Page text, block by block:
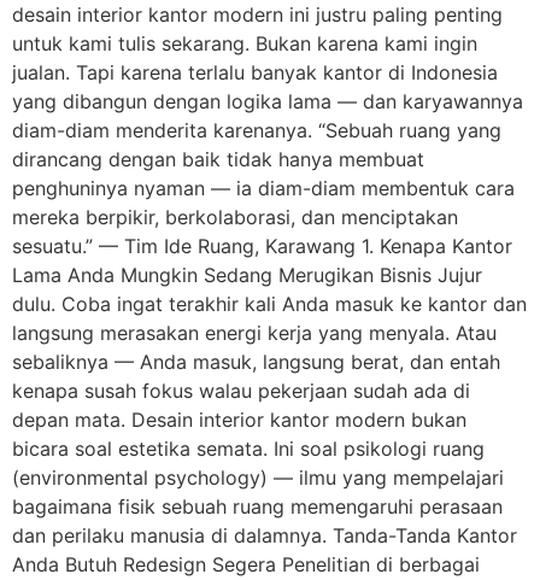
desain interior kantor modern ini justru paling penting
untuk kami tulis sekarang. Bukan karena kami ingin
jualan. Tapi karena terlalu banyak kantor di Indonesia
yang dibangun dengan logika lama — dan karyawannya
diam-diam menderita karenanya. “Sebuah ruang yang
dirancang dengan baik tidak hanya membuat
penghuninya nyaman — ia diam-diam membentuk cara
mereka berpikir, berkolaborasi, dan menciptakan
sesuatu.” — Tim Ide Ruang, Karawang 1. Kenapa Kantor
Lama Anda Mungkin Sedang Merugikan Bisnis Jujur
dulu. Coba ingat terakhir kali Anda masuk ke kantor dan
langsung merasakan energi kerja yang menyala. Atau
sebaliknya — Anda masuk, langsung berat, dan entah
kenapa susah fokus walau pekerjaan sudah ada di
depan mata. Desain interior kantor modern bukan
bicara soal estetika semata. Ini soal psikologi ruang
(environmental psychology) — ilmu yang mempelajari
bagaimana fisik sebuah ruang memengaruhi perasaan
dan perilaku manusia di dalamnya. Tanda-Tanda Kantor
Anda Butuh Redesign Segera Penelitian di berbagai